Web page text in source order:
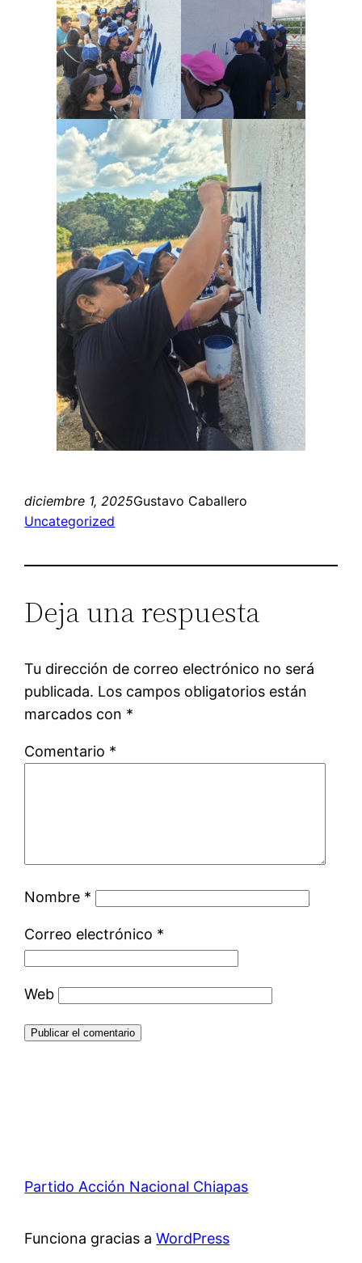
diciembre 1, 2025Gustavo Caballero
Uncategorized
Deja una respuesta
Tu dirección de correo electrónico no será
publicada. Los campos obligatorios están
marcados con *
Comentario *
Nombre *
Correo electrónico *
Web
Partido Acción Nacional Chiapas
Funciona gracias aWordPress